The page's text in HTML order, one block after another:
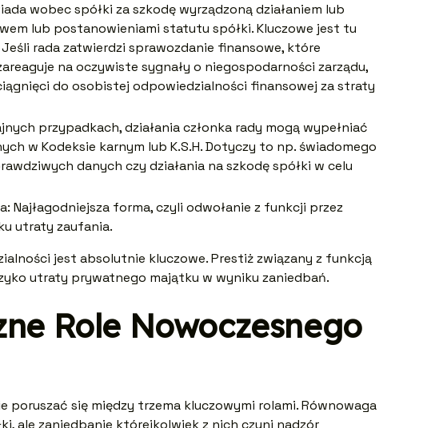
wobec spółki za szkodę wyrządzoną działaniem lub
lub postanowieniami statutu spółki. Kluczowe jest tu
rada zatwierdzi sprawozdanie finansowe, które
na oczywiste sygnały o niegospodarności zarządu,
do osobistej odpowiedzialności finansowej za straty
przypadkach, działania członka rady mogą wypełniać
w Kodeksie karnym lub K.S.H. Dotyczy to np. świadomego
danych czy działania na szkodę spółki w celu
Najłagodniejsza forma, czyli odwołanie z funkcji przez
utraty zaufania.
jest absolutnie kluczowe. Prestiż związany z funkcją
utraty prywatnego majątku w wyniku zaniedbań.
Role Nowoczesnego
poruszać się między trzema kluczowymi rolami. Równowaga
ale zaniedbanie którejkolwiek z nich czyni nadzór